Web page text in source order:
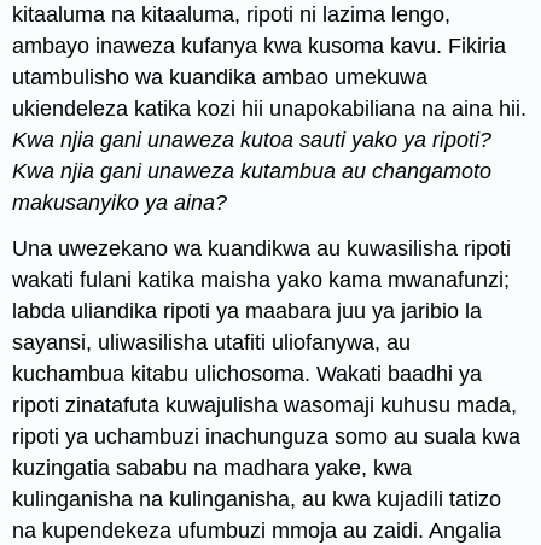
kitaaluma na kitaaluma, ripoti ni lazima lengo,
ambayo inaweza kufanya kwa kusoma kavu. Fikiria
utambulisho wa kuandika ambao umekuwa
ukiendeleza katika kozi hii unapokabiliana na aina hii.
Kwa njia gani unaweza kutoa sauti yako ya ripoti?
Kwa njia gani unaweza kutambua au changamoto
makusanyiko ya aina?
Una uwezekano wa kuandikwa au kuwasilisha ripoti
wakati fulani katika maisha yako kama mwanafunzi;
labda uliandika ripoti ya maabara juu ya jaribio la
sayansi, uliwasilisha utafiti uliofanywa, au
kuchambua kitabu ulichosoma. Wakati baadhi ya
ripoti zinatafuta kuwajulisha wasomaji kuhusu mada,
ripoti ya uchambuzi inachunguza somo au suala kwa
kuzingatia sababu na madhara yake, kwa
kulinganisha na kulinganisha, au kwa kujadili tatizo
na kupendekeza ufumbuzi mmoja au zaidi. Angalia